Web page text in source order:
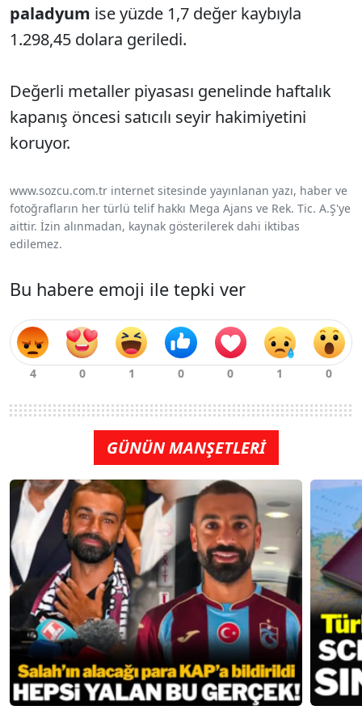
paladyum ise yüzde 1,7 değer kaybıyla
1.298,45 dolara geriledi.
Değerli metaller piyasası genelinde haftalık
kapanış öncesi satıcılı seyir hakimiyetini
koruyor.
www.sozcu.com.tr internet sitesinde yayınlanan yazı, haber ve
fotoğrafların her türlü telif hakkı Mega Ajans ve Rek. Tic. A.Ş'ye
aittir. İzin alınmadan, kaynak gösterilerek dahi iktibas
edilemez.
Bu habere emoji ile tepki ver
GÜNÜN MANŞETLERİ